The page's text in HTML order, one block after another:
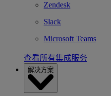
Zendesk
Slack
Microsoft Teams
查看所有集成服务
解决方案